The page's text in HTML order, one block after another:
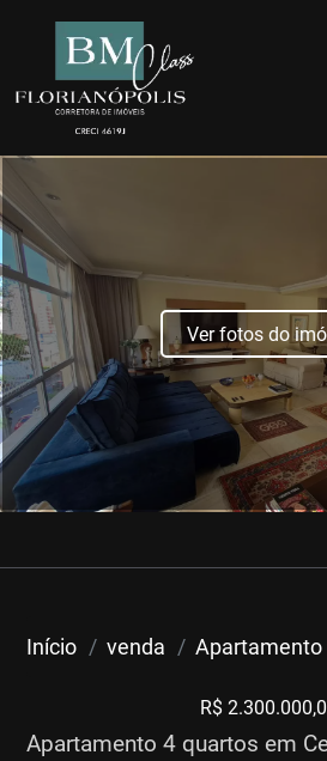
Ver fotos do
Início venda Apartamento
R$
Apartamento 4 quartos em